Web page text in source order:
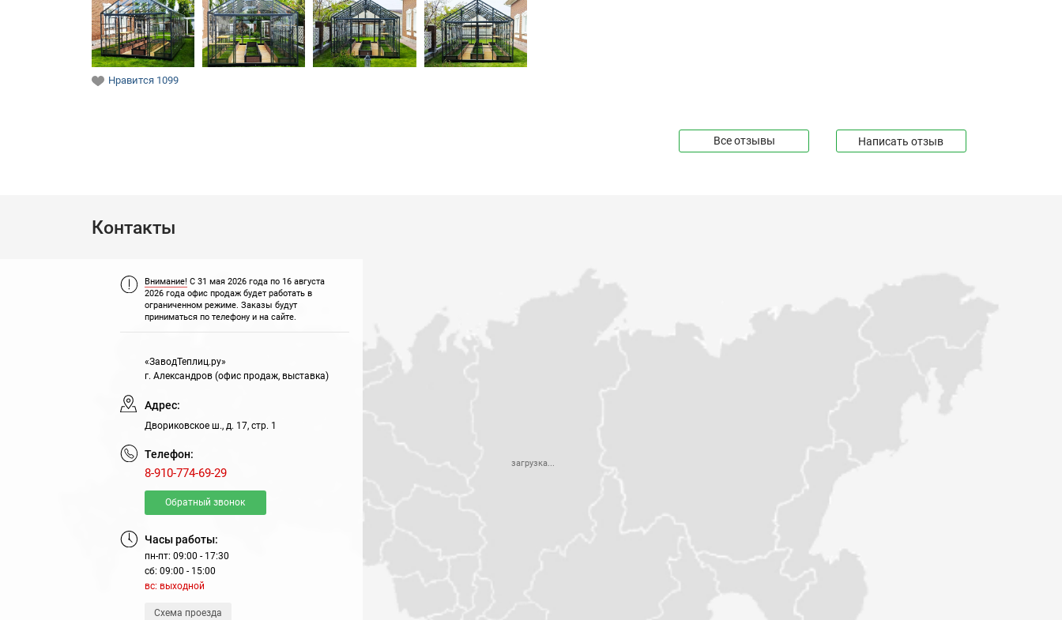
Нравится 1099
Написать отзыв
Все отзывы
Контакты
Внимание! С 31 мая 2026 года по 16 августа
2026 года офис продаж будет работать в
ограниченном режиме. Заказы будут
приниматься по телефону и на сайте.
«ЗаводТеплиц.ру»
г. Александров (офис продаж, выставка)
Адрес:
Двориковское ш., д. 17, стр. 1
Телефон:
8-910-774-69-29
Обратный звонок
Часы работы:
пн-пт: 09:00 - 17:30
сб: 09:00 - 15:00
вс: выходной
Схема проезда
загрузка...